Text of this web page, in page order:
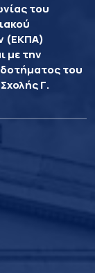
του
(ΕΚΠΑ)
με την
του
Γ.